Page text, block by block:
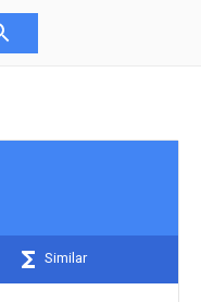
Similar